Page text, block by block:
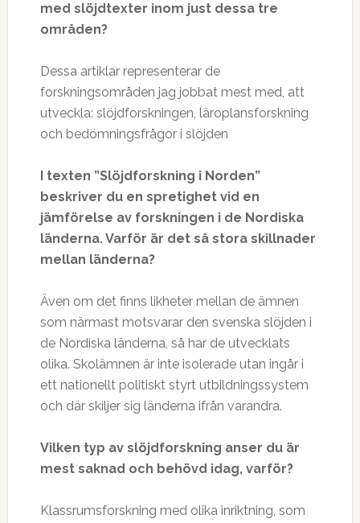
med slöjdtexter inom just dessa tre
områden?
Dessa artiklar representerar de
forskningsområden jag jobbat mest med, att
utveckla: slöjdforskningen, läroplansforskning
och bedömningsfrågor i slöjden
I texten ”Slöjdforskning i Norden”
beskriver du en spretighet vid en
jämförelse av forskningen i de Nordiska
länderna. Varför är det så stora skillnader
mellan länderna?
Även om det finns likheter mellan de ämnen
som närmast motsvarar den svenska slöjden i
de Nordiska länderna, så har de utvecklats
olika. Skolämnen är inte isolerade utan ingår i
ett nationellt politiskt styrt utbildningssystem
och där skiljer sig länderna ifrån varandra.
Vilken typ av slöjdforskning anser du är
mest saknad och behövd idag, varför?
Klassrumsforskning med olika inriktning, som